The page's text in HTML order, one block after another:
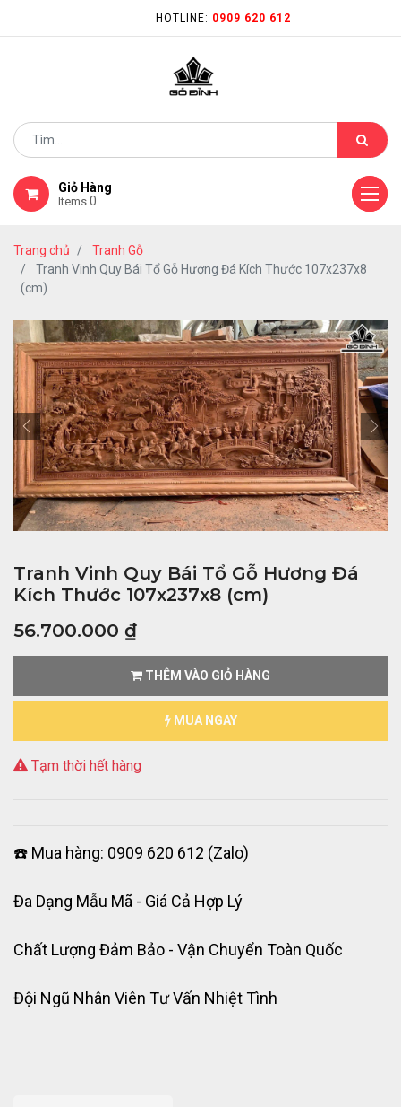
HOTLINE: 0909 620 612
Giỏ Hàng
Items 0
Trang chủ
Tranh Gỗ
Tranh Vinh Quy Bái Tổ Gỗ Hương Đá Kích Thước 107x237x8
(cm)
Tranh Vinh Quy Bái Tổ Gỗ Hương Đá
Kích Thước 107x237x8 (cm)
56.700.000 ₫
THÊM VÀO GIỎ HÀNG
MUA NGAY
Tạm thời hết hàng
☎️ Mua hàng: 0909 620 612 (Zalo)
Đa Dạng Mẫu Mã - Giá Cả Hợp Lý
Chất Lượng Đảm Bảo - Vận Chuyển Toàn Quốc
Đội Ngũ Nhân Viên Tư Vấn Nhiệt Tình